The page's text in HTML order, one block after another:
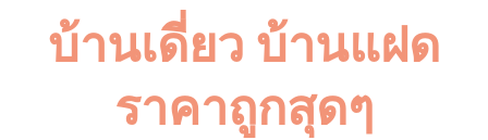
บ้านเดี่ยว บ้านแฝด
ราคาถูกสุดๆ